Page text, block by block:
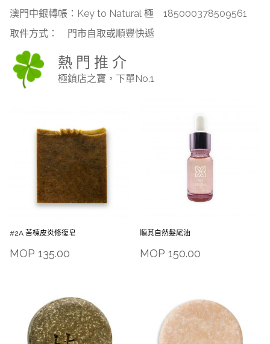
澳門中銀轉帳：Key to Natural 極
185000378509561
取件方式：
門市自取或順豐快遞
熱 門 推 介
極鎮店之寶，下單No.1
#2A 苦楝皮炎修復皂
MOP 135.00
順其自然髮尾油
MOP 150.00